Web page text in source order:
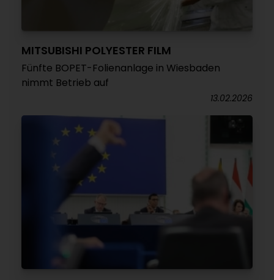
MITSUBISHI POLYESTER FILM
Fünfte BOPET-Folienanlage in Wiesbaden
nimmt Betrieb auf
13.02.2026